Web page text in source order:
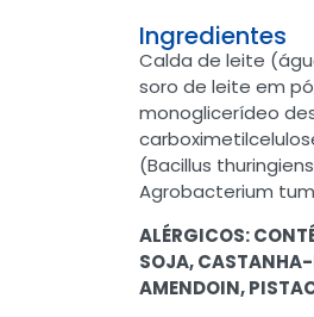
Ingredientes
Calda de leite
soro de leite em
monoglicerídeo
(Bacillus
Agrobacterium
ALÉRGICOS:
SOJA,
AMENDOIN,